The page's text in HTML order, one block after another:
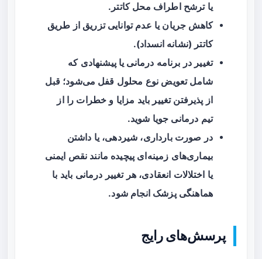
یا ترشح اطراف محل کاتتر.
کاهش جریان یا عدم توانایی تزریق از طریق
کاتتر (نشانه انسداد).
تغییر در برنامه درمانی یا پیشنهادی که
شامل تعویض نوع محلول قفل می‌شود؛ قبل
از پذیرفتن تغییر باید مزایا و خطرات را از
تیم درمانی جویا شوید.
در صورت بارداری، شیردهی، یا داشتن
بیماری‌های زمینه‌ای پیچیده مانند نقص ایمنی
یا اختلالات انعقادی، هر تغییر درمانی باید با
هماهنگی پزشک انجام شود.
پرسش‌های رایج